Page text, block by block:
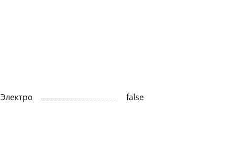
Электро
false